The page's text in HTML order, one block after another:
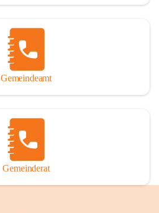
Gemeindeamt
Gemeinderat